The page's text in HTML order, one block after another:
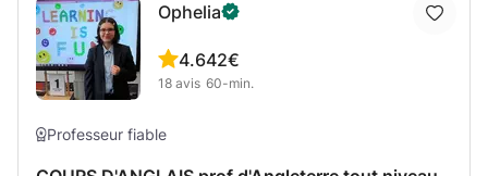
Ophelia
4.6
18 avis
42€
60-min.
Professeur fiable